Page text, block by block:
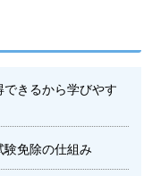
きるから学びやす
験免除の仕組み